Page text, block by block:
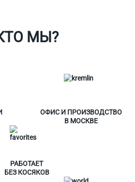
МЫ?
ОФИС И ПРОИЗВОДСТВО
В МОСКВЕ
РАБОТАЕТ
БЕЗ КОСЯКОВ